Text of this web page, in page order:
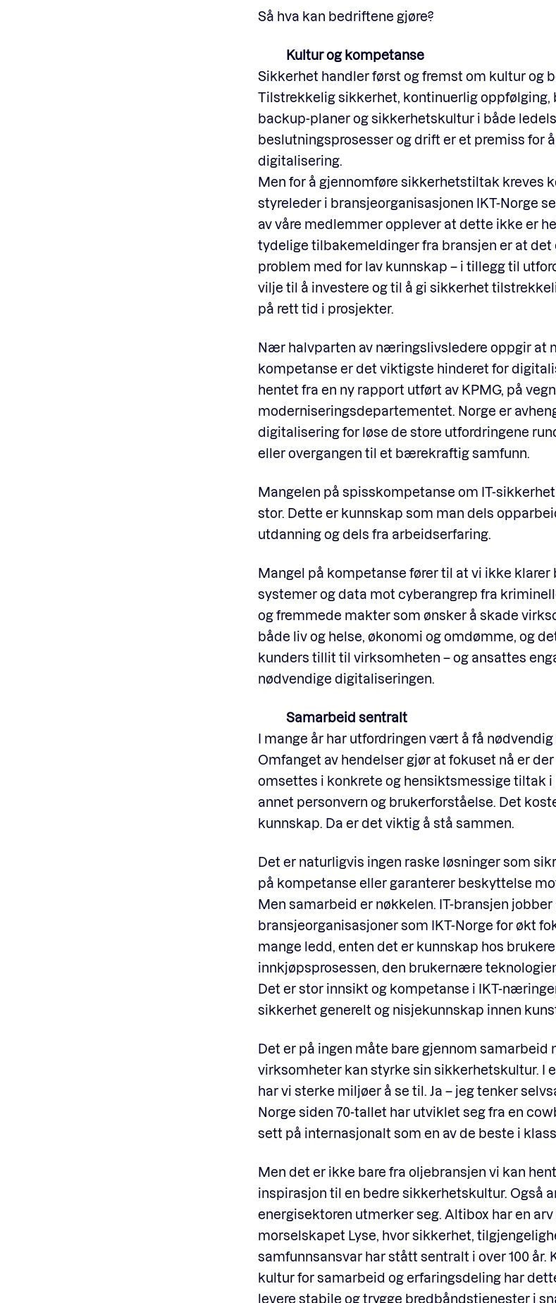
Så hva kan bedriftene gjøre?
Kultur og kompetanse
Sikkerhet handler først og fremst om kultur og
Tilstrekkelig sikkerhet, kontinuerlig oppfølging,
backup-planer og sikkerhetskultur i både
beslutningsprosesser og drift er et premiss for
digitalisering.
Men for å gjennomføre sikkerhetstiltak kreves
styreleder i bransjeorganisasjonen IKT-Norge
av våre medlemmer opplever at dette ikke er
tydelige tilbakemeldinger fra bransjen er at det
problem med for lav kunnskap – i tillegg til
vilje til å investere og til å gi sikkerhet
på rett tid i prosjekter.
Nær halvparten av næringslivsledere oppgir at
kompetanse er det viktigste hinderet for
hentet fra en ny rapport utført av KPMG, på
moderniseringsdepartementet. Norge er
digitalisering for løse de store utfordringene
eller overgangen til et bærekraftig samfunn.
Mangelen på spisskompetanse om IT-
stor. Dette er kunnskap som man dels
utdanning og dels fra arbeidserfaring.
Mangel på kompetanse fører til at vi ikke
systemer og data mot cyberangrep fra
og fremmede makter som ønsker å skade
både liv og helse, økonomi og omdømme, og
kunders tillit til virksomheten – og ansattes
nødvendige digitaliseringen.
Samarbeid sentralt
I mange år har utfordringen vært å få nødvendig
Omfanget av hendelser gjør at fokuset nå er
omsettes i konkrete og hensiktsmessige tiltak
annet personvern og brukerforståelse. Det
kunnskap. Da er det viktig å stå sammen.
Det er naturligvis ingen raske løsninger som
på kompetanse eller garanterer beskyttelse
Men samarbeid er nøkkelen. IT-bransjen
bransjeorganisasjoner som IKT-Norge for økt
mange ledd, enten det er kunnskap hos
innkjøpsprosessen, den brukernære
Det er stor innsikt og kompetanse i IKT-
sikkerhet generelt og nisjekunnskap innen
Det er på ingen måte bare gjennom samarbeid
virksomheter kan styrke sin sikkerhetskultur. I
har vi sterke miljøer å se til. Ja – jeg tenker
Norge siden 70-tallet har utviklet seg fra en
sett på internasjonalt som en av de beste i
Men det er ikke bare fra oljebransjen vi kan
inspirasjon til en bedre sikkerhetskultur. Også
energisektoren utmerker seg. Altibox har en
morselskapet Lyse, hvor sikkerhet,
samfunnsansvar har stått sentralt i over 100 år.
kultur for samarbeid og erfaringsdeling har
levere stabile og trygge bredbåndstjenester i